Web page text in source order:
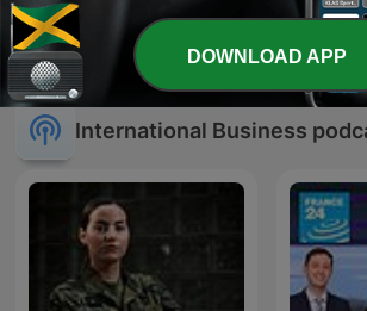
Mindful Hustler
International Business
DOWNLOAD APP